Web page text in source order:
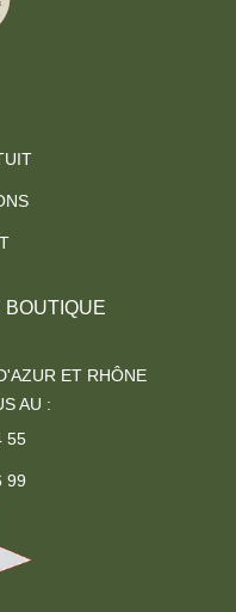
BOUTIQUE
ET RHÔNE
AU :
55
99